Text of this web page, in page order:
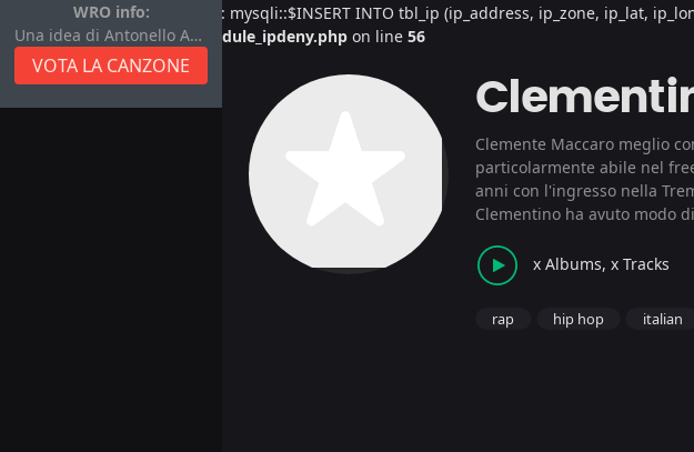
: Undefined property: mysqli::$INSERT INTO tbl_ip (ip_address, ip_zone, ip_lat,
/home/webradiovi/www/module_ipdeny.php on line 56
WRO info:
Una idea di Antonello Autore
VOTA LA CANZONE
Clemente Maccaro meglio
particolarmente abile nel
anni con l'ingresso nella
Clementino ha avuto modo
x Albums, x Tracks
rap hip hop italian